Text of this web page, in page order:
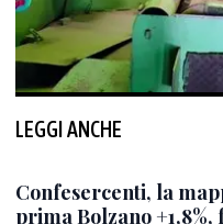
LEGGI ANCHE
Confesercenti, la
prima Bolzano +1,8%,